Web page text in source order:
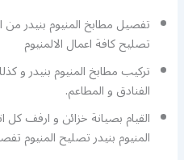
تفصيل مطابخ المنيوم بنيدر
تصليح كافة اعمال الالمنيوم
تركيب مطابخ المنيوم بنيدر و
الفنادق و المطاعم.
القيام بصيانة خزائن و ارفف كل
المنيوم بنيدر تصليح المنيوم